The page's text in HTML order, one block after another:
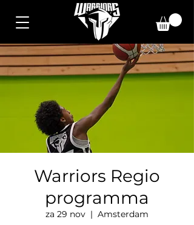
Warriors Regio
programma
za 29 nov
  |
Amsterdam